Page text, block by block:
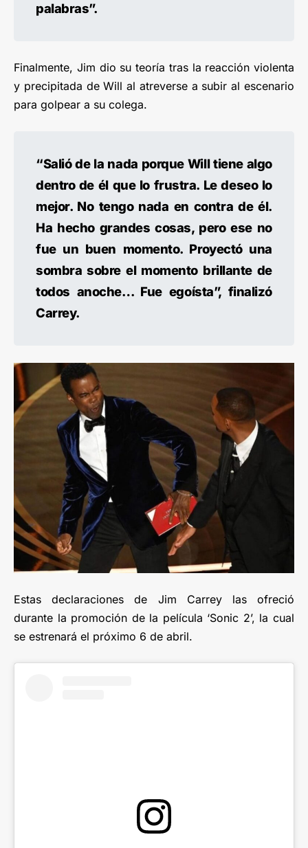
palabras”.
Finalmente, Jim dio su teoría tras la reacción violenta
y precipitada de Will al atreverse a subir al escenario
para golpear a su colega.
“Salió de la nada porque Will tiene algo
dentro de él que lo frustra. Le deseo lo
mejor. No tengo nada en contra de él.
Ha hecho grandes cosas, pero ese no
fue un buen momento. Proyectó una
sombra sobre el momento brillante de
todos anoche… Fue egoísta”, finalizó
Carrey.
Estas declaraciones de Jim Carrey las ofreció
durante la promoción de la película ‘Sonic 2’, la cual
se estrenará el próximo 6 de abril.